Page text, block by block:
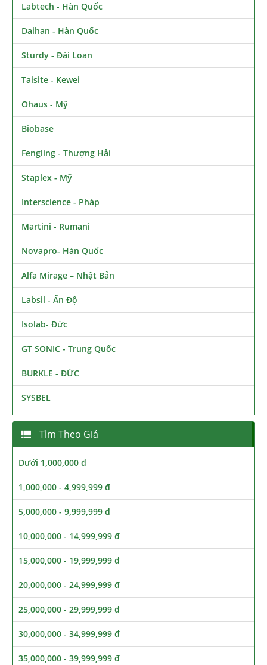
Labtech - Hàn Quốc
Daihan - Hàn Quốc
Sturdy - Đài Loan
Taisite - Kewei
Ohaus - Mỹ
Biobase
Fengling - Thượng Hải
Staplex - Mỹ
Interscience - Pháp
Martini - Rumani
Novapro- Hàn Quốc
Alfa Mirage – Nhật Bản
Labsil - Ấn Độ
Isolab- Đức
GT SONIC - Trung Quốc
BURKLE - ĐỨC
SYSBEL
Tìm Theo Giá
Dưới 1,000,000 đ
1,000,000 - 4,999,999 đ
5,000,000 - 9,999,999 đ
10,000,000 - 14,999,999 đ
15,000,000 - 19,999,999 đ
20,000,000 - 24,999,999 đ
25,000,000 - 29,999,999 đ
30,000,000 - 34,999,999 đ
35,000,000 - 39,999,999 đ